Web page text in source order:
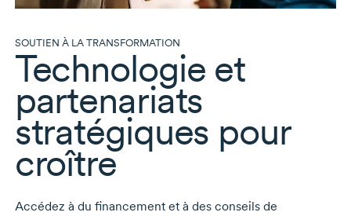
SOUTIEN À LA TRANSFORMATION
Technologie et
partenariats
stratégiques pour
croître
Accédez à du financement et à des conseils de